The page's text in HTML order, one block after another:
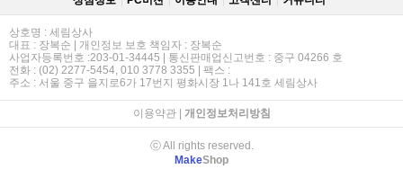
상호명 : 세림상사
대표 : 장복순 | 개인정보 보호 책임자 : 장복순
사업자등록번호 :203-01-34445 | 통신판매업신고번호 : 중구 04266 호
전화 : (02) 2277-5454, 010 3778 3355 | 팩스 :
주소 : 서울 중구 을지로6가 17번지 평화시장 1나 141호 세림상사
이용약관| 개인정보처리방침
ⓒ All rights reserved.
MakeShop